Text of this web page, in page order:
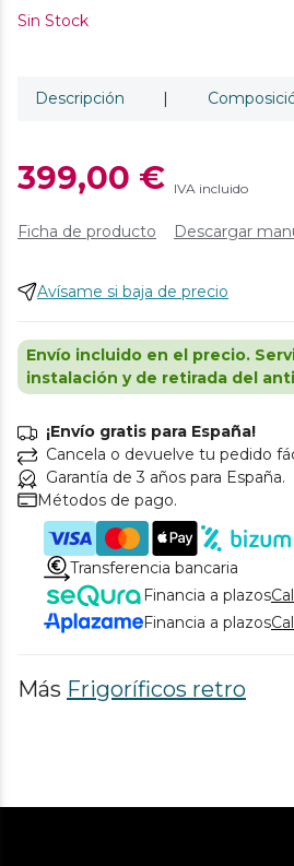
Sin Stock
Descripción |
399,00 € IVA incluido
Ficha de producto Descargar
Avísame si baja de precio
Envío incluido en el precio.
instalación y de retirada del
¡Envío gratis para España!
Cancela o devuelve tu pedido
Garantía de 3 años para España.
Métodos de pago.
Transferencia bancaria
Financia a plazos
Financia a plazos
Más Frigoríficos retro